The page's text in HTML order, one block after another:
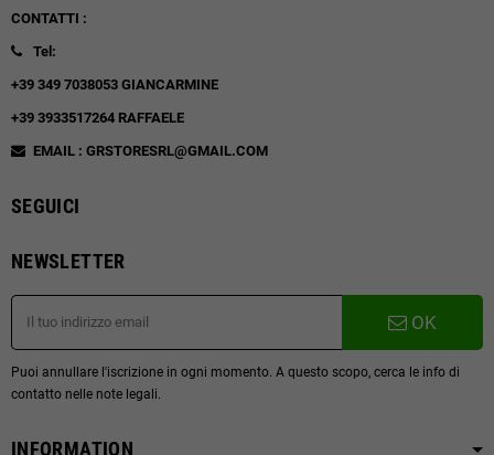
CONTATTI :
Tel:
+39 349 7038053 GIANCARMINE
+39 3933517264 RAFFAELE
EMAIL : GRSTORESRL@GMAIL.COM
SEGUICI
NEWSLETTER
OK
Puoi annullare l'iscrizione in ogni momento. A questo scopo, cerca le info di
contatto nelle note legali.
INFORMATION